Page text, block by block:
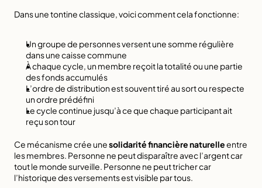
Dans une tontine classique, voici comment cela fonctionne:
Un groupe de personnes versent une somme régulière
dans une caisse commune
À chaque cycle, un membre reçoit la totalité ou une partie
des fonds accumulés
L’ordre de distribution est souvent tiré au sort ou respecte
un ordre prédéfini
Le cycle continue jusqu’à ce que chaque participant ait
reçu son tour
Ce mécanisme crée une solidarité financière naturelle entre
les membres. Personne ne peut disparaître avec l’argent car
tout le monde surveille. Personne ne peut tricher car
l’historique des versements est visible par tous.